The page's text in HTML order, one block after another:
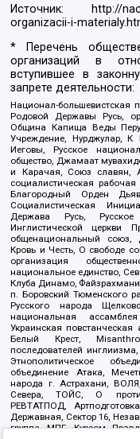
Источник:
http://
organizacii-i-
* Перечень
организаций в
вступившее в
запрете деятельности:
Национал-большевистская
Родовой Державы Русь,
Община Капища Веды
Учреждение, Нурджулар, К
Иеговы, Русское
общество, Джамаат
и Карачая, Союз славян,
социалистическая
Благородный Орден
Социалистическая
Держава Русь, Русское
Инглистической церкви
общенациональный союз,
Кровь и Честь, О свободе
организация
национальное единство,
Клуба Динамо,
п. Боровский Тюменского
Русского народа
национальная
Украинская
Белый Крест,
последователей
Этнополитическое
объединение Атака,
народа г. Астрахани,
Севера, ТОЙС, О
РЕВТАТПОД,
Державная, Сектор 16,
группа МПГ, Курсом